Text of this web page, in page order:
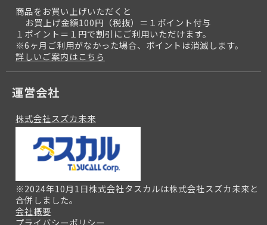
商品をお買い上げいただくと
お買上げ金額100円（税抜）＝１ポイント付与
１ポイント＝１円で割引にご利用いただけます。
※6ヶ月ご利用がなかった場合、ポイントは消滅します。
詳しいご案内はこちら
運営会社
株式会社スズカ未来
※2024年10月1日株式会社タスカルは株式会社スズカ未来と
合併しました。
会社概要
プライバシーポリシー